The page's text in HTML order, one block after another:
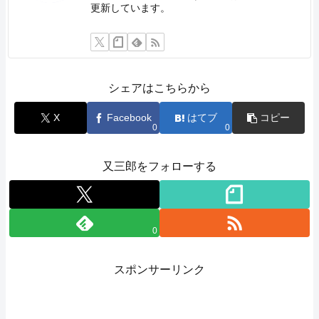
更新しています。
シェアはこちらから
X Facebook
0
はてブ
0
コピー
又三郎をフォローする
0
スポンサーリンク